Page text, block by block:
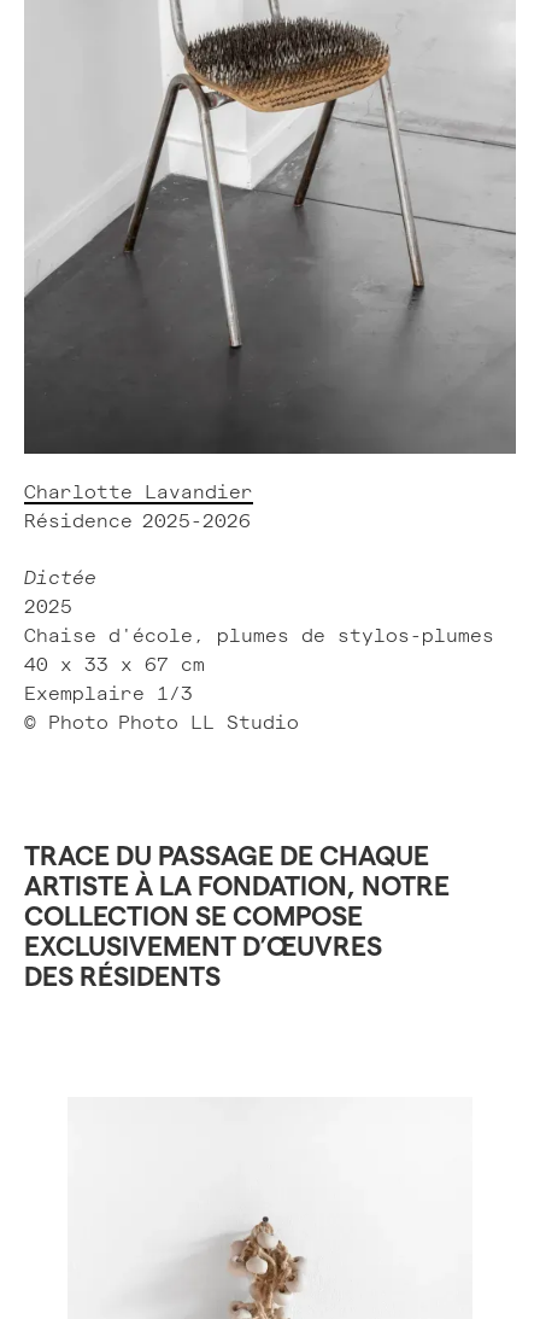
Charlotte Lavandier
Résidence 2025-2026
Dictée
2025
Chaise d'école, plumes de stylos-plumes
40 x 33 x 67 cm
Exemplaire 1/3
© Photo Photo LL Studio
TRACE DU PASSAGE DE CHAQUE
ARTISTE À LA FONDATION, NOTRE
COLLECTION SE COMPOSE
EXCLUSIVEMENT D’ŒUVRES
DES RÉSIDENTS